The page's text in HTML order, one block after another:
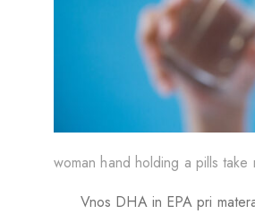
woman hand holding a pills
Vnos DHA in EPA pri